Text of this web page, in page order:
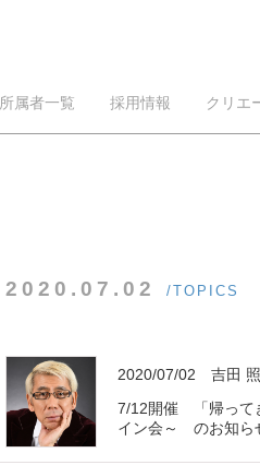
所属者一覧 採用情報 クリエ
2020.07.02 /TOPICS
2020/07/02 吉田
7/12開催 「帰って
イン会～ のお知ら